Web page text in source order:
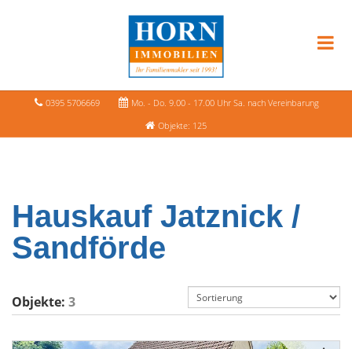
0395 5706669
Mo. - Do. 9.00 - 17.00 Uhr Sa. nach Vereinbarung
Objekte: 125
Hauskauf Jatznick /
Sandförde
Objekte: 3